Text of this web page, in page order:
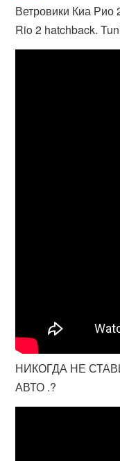
Ветровики Киа Рио
Rio 2 hatchback.
НИКОГДА НЕ
АВТО .?